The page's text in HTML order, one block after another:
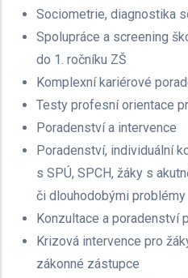
Sociometrie, diagnostika
Spolupráce a screening
do 1. ročníku ZŠ
Komplexní kariérové
Testy profesní orientace
Poradenství a intervence
Poradenství, individuální
s SPÚ, SPCH, žáky s
či dlouhodobými problémy
Konzultace a poradenství
Krizová intervence pro
zákonné zástupce